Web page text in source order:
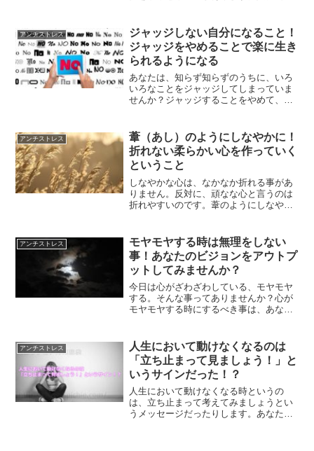
アンチストレス
ジャッジしない自分になること！
ジャッジをやめることで楽に生き
られるようになる
あなたは、知らず知らずのうちに、いろ
いろなことをジャッジしてしまっていま
せんか？ジャッジすることをやめて、フ
ます。ジャッジをやめることで得られる
ことについてです。
アンチストレス
葦（あし）のようにしなやかに！
折れない柔らかい心を作っていく
ということ
しなやかな心は、なかなか折れる事があ
りません。反対に、頑なな心と言うのは
折れやすいのです。葦のようにしなやか
に持って生きることの大切さについてで
す。
アンチストレス
モヤモヤする時は無理をしない
事！あなたのビジョンをアウトプ
ットしてみませんか？
今日は心がざわざわしている、モヤモヤ
する。そんな事ってありませんか？心が
モヤモヤする時にするべき事は、あなた
ジョンボードにアウトプットしてみませ
か？
アンチストレス
人生において動けなくなるのは
「立ち止まって見ましょう！」と
いうサインだった！？
人生において動けなくなる時というの
は、立ち止まって考えてみましょうとい
うメッセージだったりします。あなたに